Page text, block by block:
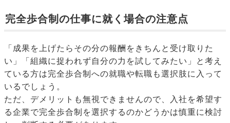
完全歩合制の仕事に就く場合の注意点
「成果を上げたらその分の報酬をきちんと受け取りた
い」「組織に捉われず自分の力を試してみたい」と考え
ている方は完全歩合制への就職や転職も選択肢に入って
いるでしょう。
ただ、デメリットも無視できませんので、入社を希望す
る企業で完全歩合制を選択するのかどうかは慎重に検討